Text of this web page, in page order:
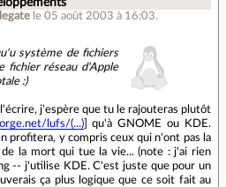
le 05 août 2003 à 16:03.
système de fichiers
fichier réseau d'Apple
:)
j'espère que tu le rajouteras plutôt
lufs/(...)] qu'à GNOME ou KDE.
profitera, y compris ceux qui n'ont pas la
la mort qui tue la vie... (note : j'ai rien
-- j'utilise KDE. C'est juste que pour un
ça plus logique que ce soit fait au